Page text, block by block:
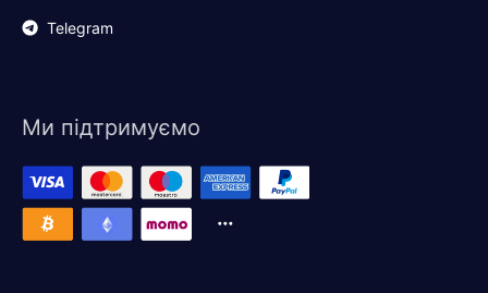
Telegram
Ми підтримуємо